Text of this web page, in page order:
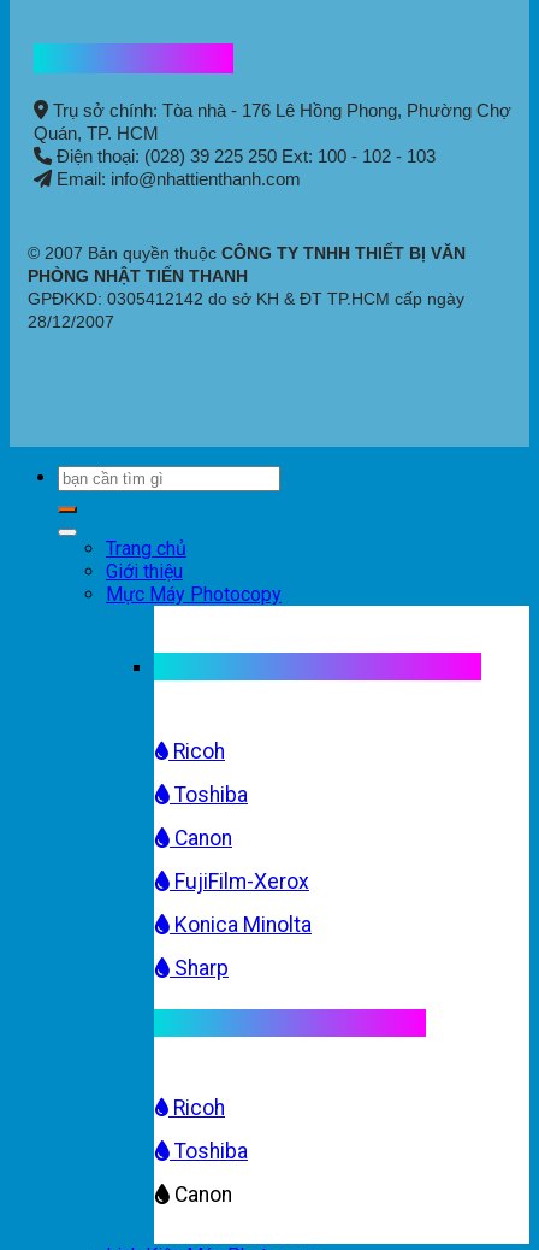
Trụ sở chính: Tòa nhà - 176 Lê Hồng Phong, Phường Chợ
Quán, TP. HCM
Điện thoại: (028) 39 225 250 Ext: 100 - 102 - 103
Email: info@nhattienthanh.com
© 2007 Bản quyền thuộc CÔNG TY TNHH THIẾT BỊ VĂN
PHÒNG NHẬT TIẾN THANH
GPĐKKD: 0305412142 do sở KH & ĐT TP.HCM cấp ngày
28/12/2007
Trang chủ
Giới thiệu
Mực Máy Photocopy
Ricoh
Toshiba
Canon
FujiFilm-Xerox
Konica Minolta
Sharp
Ricoh
Toshiba
Canon